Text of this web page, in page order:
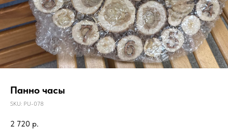
Панно часы
SKU: PU-078
2 720 р.